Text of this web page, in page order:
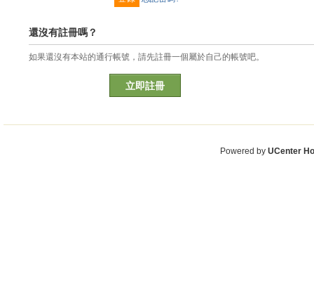
還沒有註冊嗎？
如果還沒有本站的通行帳號，請先註冊一個屬於自己的帳號吧。
立即註冊
Powered by UCenter